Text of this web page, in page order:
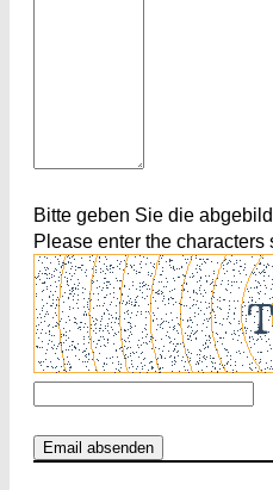
Bitte geben Sie die
Please enter the characters